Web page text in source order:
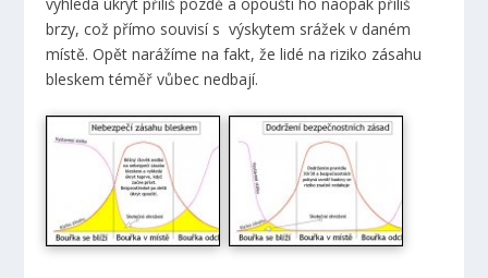
brzy, což přímo souvisí s výskytem srážek v daném
místě. Opět narážíme na fakt, že lidé na riziko zásahu
bleskem téměř vůbec nedbají.